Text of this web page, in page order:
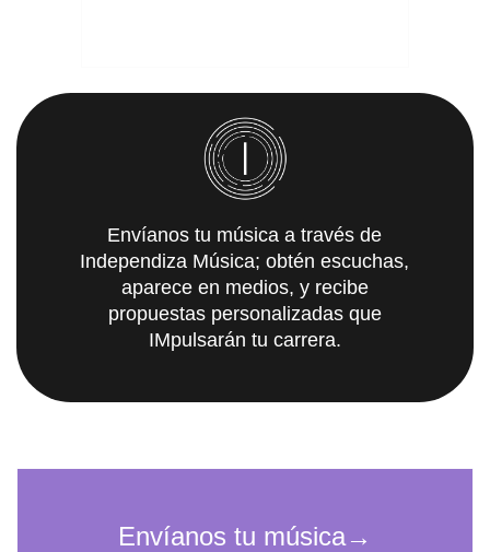
Envíanos tu música a través de
Independiza Música; obtén escuchas,
aparece en medios, y recibe
propuestas personalizadas que
IMpulsarán tu carrera.